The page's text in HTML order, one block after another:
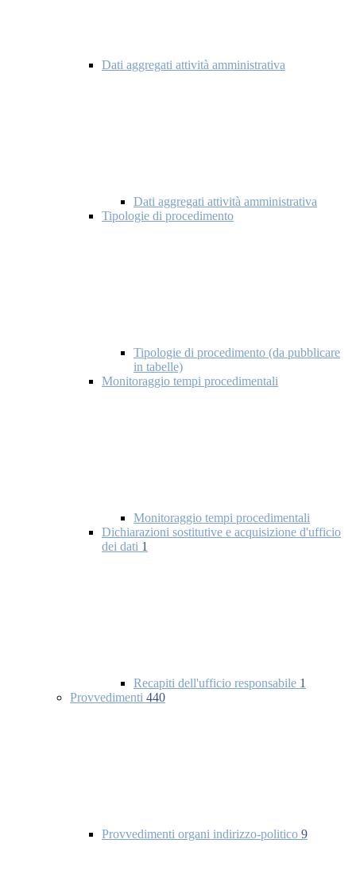
Dati aggregati attività amministrativa
Dati aggregati attività amministrativa
Tipologie di procedimento
Tipologie di procedimento (da pubblicare
in tabelle)
Monitoraggio tempi procedimentali
Monitoraggio tempi procedimentali
Dichiarazioni sostitutive e acquisizione d'ufficio
dei dati 1
Recapiti dell'ufficio responsabile 1
Provvedimenti 440
Provvedimenti organi indirizzo-politico 9